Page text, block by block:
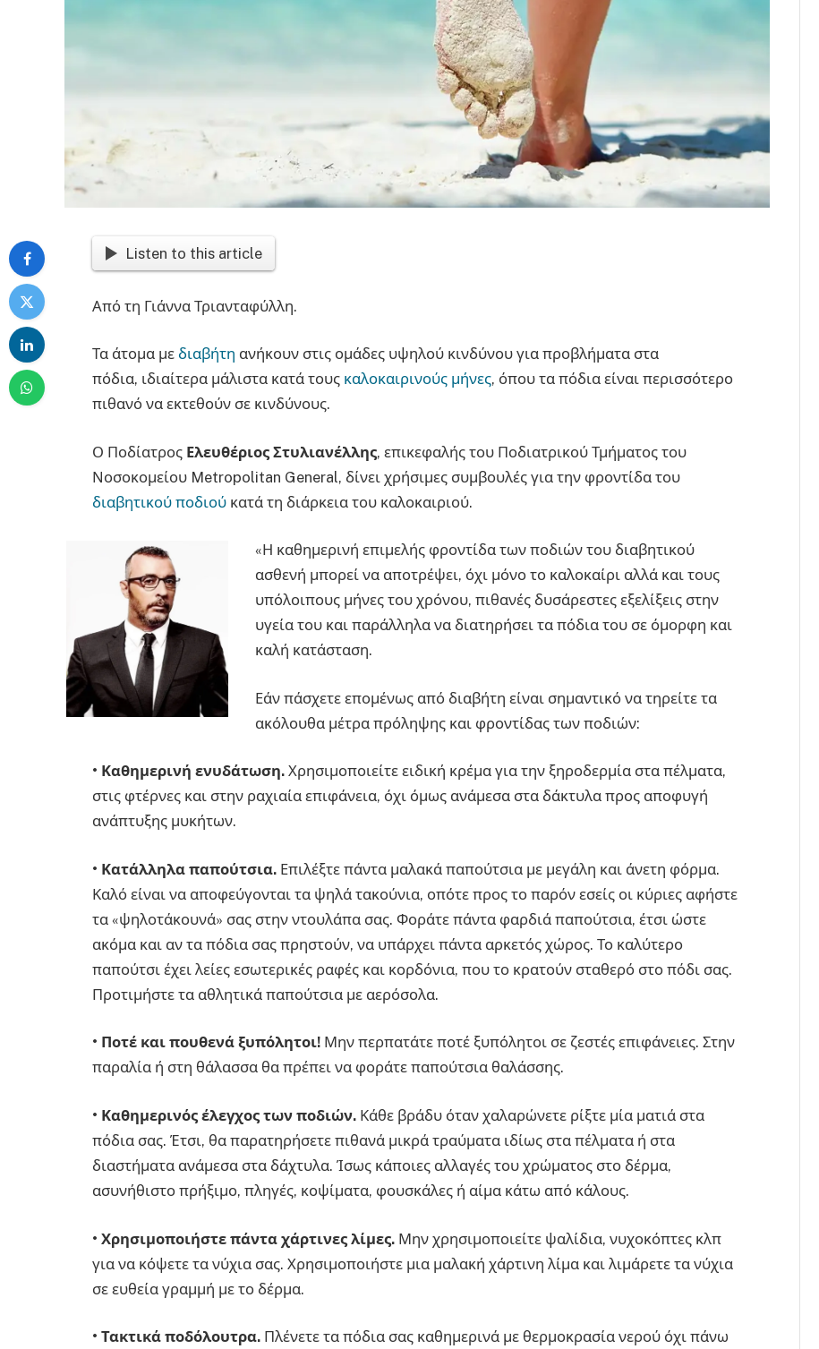
Listen to this article
Από τη Γιάννα Τριανταφύλλη.
Τα άτομα με διαβήτη ανήκουν στις ομάδες υψηλού κινδύνου για προβλήματα στα
πόδια, ιδιαίτερα μάλιστα κατά τους καλοκαιρινούς μήνες, όπου τα πόδια είναι περισσότερο
πιθανό να εκτεθούν σε κινδύνους.
Ο Ποδίατρος Ελευθέριος Στυλιανέλλης, επικεφαλής του Ποδιατρικού Τμήματος του
Νοσοκομείου Metropolitan General, δίνει χρήσιμες συμβουλές για την φροντίδα του
διαβητικού ποδιού κατά τη διάρκεια του καλοκαιριού.
«Η καθημερινή επιμελής φροντίδα των ποδιών του διαβητικού
ασθενή μπορεί να αποτρέψει, όχι μόνο το καλοκαίρι αλλά και τους
υπόλοιπους μήνες του χρόνου, πιθανές δυσάρεστες εξελίξεις στην
υγεία του και παράλληλα να διατηρήσει τα πόδια του σε όμορφη και
καλή κατάσταση.
Εάν πάσχετε επομένως από διαβήτη είναι σημαντικό να τηρείτε τα
ακόλουθα μέτρα πρόληψης και φροντίδας των ποδιών:
• Καθημερινή ενυδάτωση. Χρησιμοποιείτε ειδική κρέμα για την ξηροδερμία στα πέλματα,
στις φτέρνες και στην ραχιαία επιφάνεια, όχι όμως ανάμεσα στα δάκτυλα προς αποφυγή
ανάπτυξης μυκήτων.
• Κατάλληλα παπούτσια. Επιλέξτε πάντα μαλακά παπούτσια με μεγάλη και άνετη φόρμα.
Καλό είναι να αποφεύγονται τα ψηλά τακούνια, οπότε προς το παρόν εσείς οι κύριες αφήστε
τα «ψηλοτάκουνά» σας στην ντουλάπα σας. Φοράτε πάντα φαρδιά παπούτσια, έτσι ώστε
ακόμα και αν τα πόδια σας πρηστούν, να υπάρχει πάντα αρκετός χώρος. Το καλύτερο
παπούτσι έχει λείες εσωτερικές ραφές και κορδόνια, που το κρατούν σταθερό στο πόδι σας.
Προτιμήστε τα αθλητικά παπούτσια με αερόσολα.
• Ποτέ και πουθενά ξυπόλητοι! Μην περπατάτε ποτέ ξυπόλητοι σε ζεστές επιφάνειες. Στην
παραλία ή στη θάλασσα θα πρέπει να φοράτε παπούτσια θαλάσσης.
• Καθημερινός έλεγχος των ποδιών. Κάθε βράδυ όταν χαλαρώνετε ρίξτε μία ματιά στα
πόδια σας. Έτσι, θα παρατηρήσετε πιθανά μικρά τραύματα ιδίως στα πέλματα ή στα
διαστήματα ανάμεσα στα δάχτυλα. Ίσως κάποιες αλλαγές του χρώματος στο δέρμα,
ασυνήθιστο πρήξιμο, πληγές, κοψίματα, φουσκάλες ή αίμα κάτω από κάλους.
• Χρησιμοποιήστε πάντα χάρτινες λίμες. Μην χρησιμοποιείτε ψαλίδια, νυχοκόπτες κλπ
για να κόψετε τα νύχια σας. Χρησιμοποιήστε μια μαλακή χάρτινη λίμα και λιμάρετε τα νύχια
σε ευθεία γραμμή με το δέρμα.
• Τακτικά ποδόλουτρα. Πλένετε τα πόδια σας καθημερινά με θερμοκρασία νερού όχι πάνω